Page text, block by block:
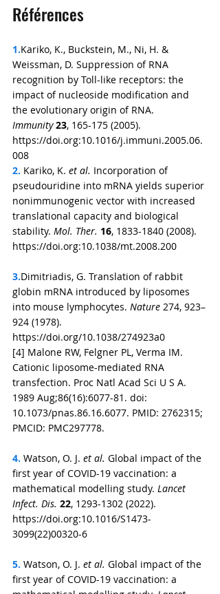
Références
1.Kariko, K., Buckstein, M., Ni, H. &
Weissman, D. Suppression of RNA
recognition by Toll-like receptors: the
impact of nucleoside modification and
the evolutionary origin of RNA.
Immunity 23, 165-175 (2005).
https://doi.org:10.1016/j.immuni.2005.06.
008
2. Kariko, K. et al. Incorporation of
pseudouridine into mRNA yields superior
nonimmunogenic vector with increased
translational capacity and biological
stability. Mol. Ther. 16, 1833-1840 (2008).
https://doi.org:10.1038/mt.2008.200
3.Dimitriadis, G. Translation of rabbit
globin mRNA introduced by liposomes
into mouse lymphocytes. Nature 274, 923–
924 (1978).
https://doi.org/10.1038/274923a0
[4] Malone RW, Felgner PL, Verma IM.
Cationic liposome-mediated RNA
transfection. Proc Natl Acad Sci U S A.
1989 Aug;86(16):6077-81. doi:
10.1073/pnas.86.16.6077. PMID: 2762315;
PMCID: PMC297778.
4. Watson, O. J. et al. Global impact of the
first year of COVID-19 vaccination: a
mathematical modelling study. Lancet
Infect. Dis. 22, 1293-1302 (2022).
https://doi.org:10.1016/S1473-
3099(22)00320-6
5. Watson, O. J. et al. Global impact of the
first year of COVID-19 vaccination: a